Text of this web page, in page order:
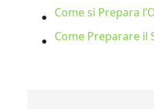
Come si Prepara
Come Preparare il